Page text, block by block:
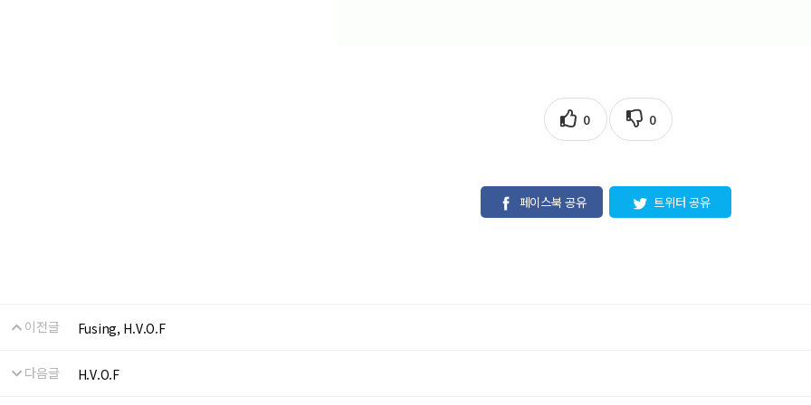
0 0
페이스북 공유 트위터 공유
이전글 Fusing, H.V.O.F
다음글 H.V.O.F